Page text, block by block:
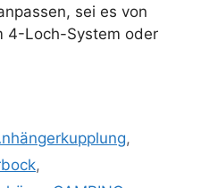
sei es von
4-Loch-System oder
,
,